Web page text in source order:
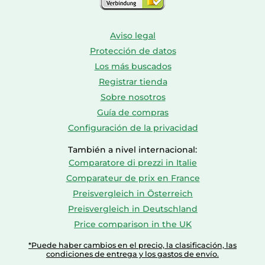
Aviso legal
Protección de datos
Los más buscados
Registrar tienda
Sobre nosotros
Guía de compras
Configuración de la privacidad
También a nivel internacional:
Comparatore di prezzi in Italie
Comparateur de prix en France
Preisvergleich in Österreich
Preisvergleich in Deutschland
Price comparison in the UK
*Puede haber cambios en el precio, la clasificación, las
condiciones de entrega y los gastos de envío.